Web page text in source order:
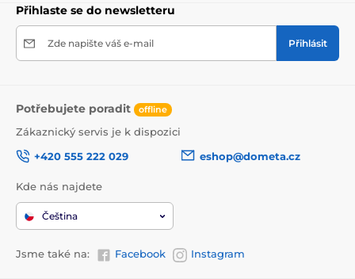
Přihlaste se do newsletteru
Zde napište váš e-mail Přihlásit
Potřebujete poradit offline
Zákaznický servis je k dispozici
+420 555 222 029
eshop@dometa.cz
Kde nás najdete
Čeština
Jsme také na: Facebook Instagram